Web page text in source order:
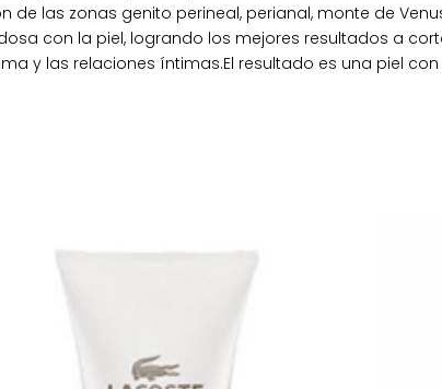
las zonas genito perineal, perianal, monte de
con la piel, logrando los mejores resultados a
y las relaciones íntimas.El resultado es una piel